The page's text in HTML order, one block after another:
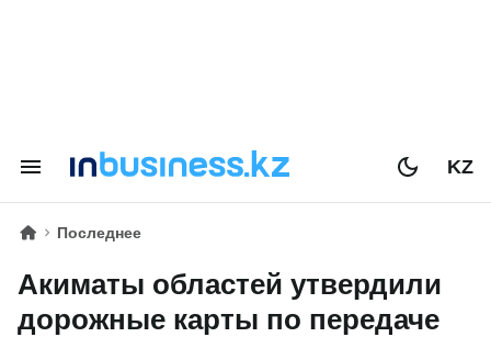
KZ
Последнее
Акиматы областей утвердили
дорожные карты по передаче